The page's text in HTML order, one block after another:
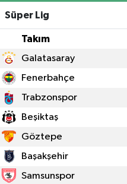
Süper Lig
Takım
Galatasaray
Fenerbahçe
Trabzonspor
Beşiktaş
Göztepe
Başakşehir
Samsunspor